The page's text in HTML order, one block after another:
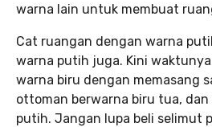
warna lain untuk membuat
Cat ruangan dengan warna
warna putih juga. Kini
warna biru dengan memasang
ottoman berwarna biru tua,
putih. Jangan lupa beli selimut